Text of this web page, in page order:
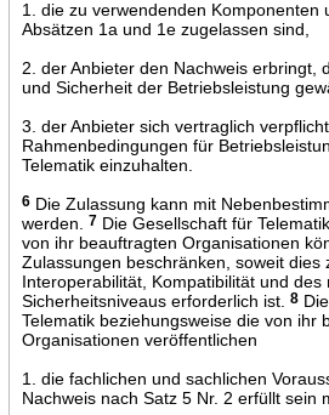
1. die zu verwendenden Komponenten
Absätzen 1a und 1e zugelassen sind,
2. der Anbieter den Nachweis erbringt,
und Sicherheit der Betriebsleistung
3. der Anbieter sich vertraglich
Rahmenbedingungen für
Telematik einzuhalten.
6Die Zulassung kann mit
werden.
7Die Gesellschaft für
von ihr beauftragten Organisationen
Zulassungen beschränken, soweit dies
Interoperabilität, Kompatibilität und des
Sicherheitsniveaus erforderlich ist.
8Die
Telematik beziehungsweise die von ihr
Organisationen veröffentlichen
1. die fachlichen und sachlichen
Nachweis nach Satz 5 Nr. 2 erfüllt sein